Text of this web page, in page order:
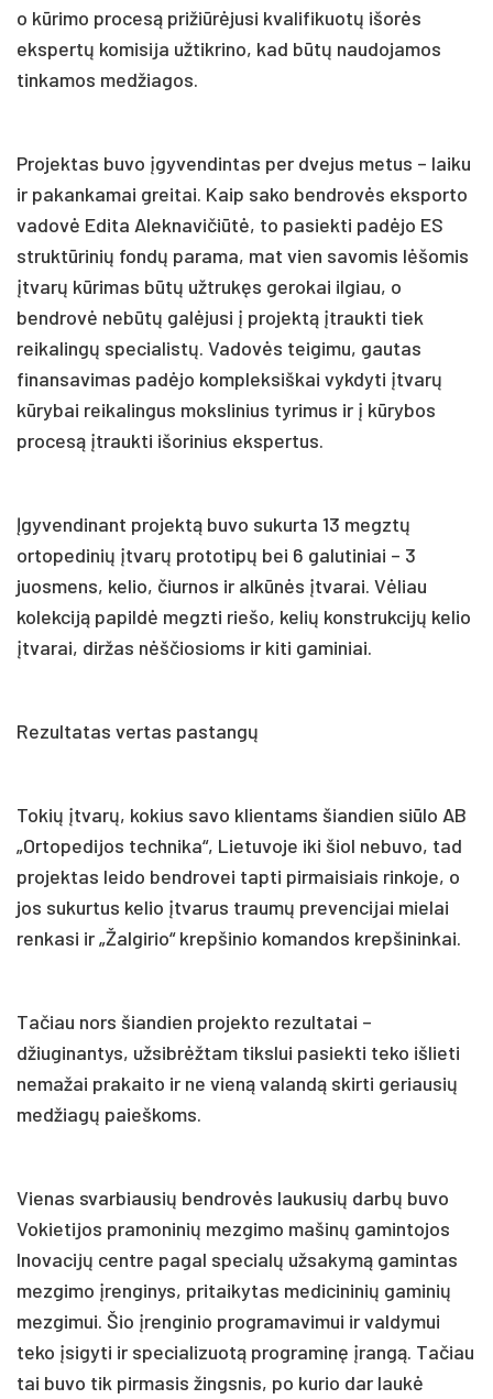
o kūrimo procesą prižiūrėjusi kvalifikuotų išorės
ekspertų komisija užtikrino, kad būtų naudojamos
tinkamos medžiagos.
Projektas buvo įgyvendintas per dvejus metus – laiku
ir pakankamai greitai. Kaip sako bendrovės eksporto
vadovė Edita Aleknavičiūtė, to pasiekti padėjo ES
struktūrinių fondų parama, mat vien savomis lėšomis
įtvarų kūrimas būtų užtrukęs gerokai ilgiau, o
bendrovė nebūtų galėjusi į projektą įtraukti tiek
reikalingų specialistų. Vadovės teigimu, gautas
finansavimas padėjo kompleksiškai vykdyti įtvarų
kūrybai reikalingus mokslinius tyrimus ir į kūrybos
procesą įtraukti išorinius ekspertus.
Įgyvendinant projektą buvo sukurta 13 megztų
ortopedinių įtvarų prototipų bei 6 galutiniai – 3
juosmens, kelio, čiurnos ir alkūnės įtvarai. Vėliau
kolekciją papildė megzti riešo, kelių konstrukcijų kelio
įtvarai, diržas nėščiosioms ir kiti gaminiai.
Rezultatas vertas pastangų
Tokių įtvarų, kokius savo klientams šiandien siūlo AB
„Ortopedijos technika“, Lietuvoje iki šiol nebuvo, tad
projektas leido bendrovei tapti pirmaisiais rinkoje, o
jos sukurtus kelio įtvarus traumų prevencijai mielai
renkasi ir „Žalgirio“ krepšinio komandos krepšininkai.
Tačiau nors šiandien projekto rezultatai –
džiuginantys, užsibrėžtam tikslui pasiekti teko išlieti
nemažai prakaito ir ne vieną valandą skirti geriausių
medžiagų paieškoms.
Vienas svarbiausių bendrovės laukusių darbų buvo
Vokietijos pramoninių mezgimo mašinų gamintojos
Inovacijų centre pagal specialų užsakymą gamintas
mezgimo įrenginys, pritaikytas medicininių gaminių
mezgimui. Šio įrenginio programavimui ir valdymui
teko įsigyti ir specializuotą programinę įrangą. Tačiau
tai buvo tik pirmasis žingsnis, po kurio dar laukė